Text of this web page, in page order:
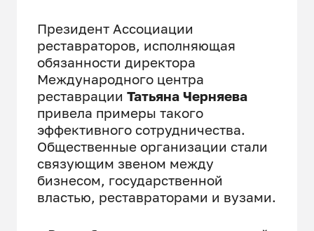
Президент Ассоциации
реставраторов, исполняющая
обязанности директора
Международного центра
реставрацииТатьяна Черняева
привела примеры такого
эффективного сотрудничества.
Общественные организации стали
связующим звеном между
бизнесом, государственной
властью, реставраторами и вузами.